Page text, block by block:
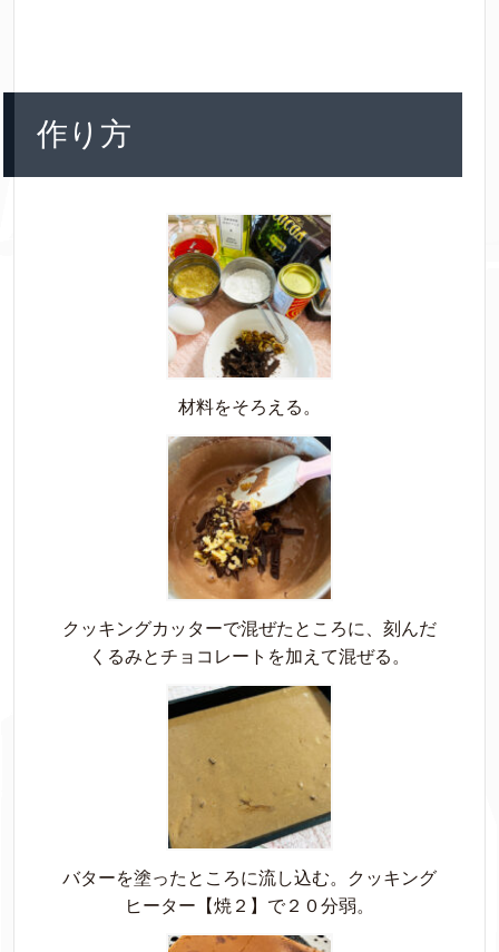
作り方
材料をそろえる。
クッキングカッターで混ぜたところに、刻んだ
くるみとチョコレートを加えて混ぜる。
バターを塗ったところに流し込む。クッキング
ヒーター【焼２】で２０分弱。